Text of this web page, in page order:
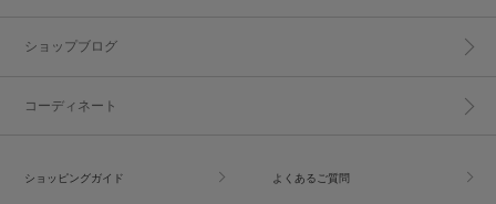
ショップブログ
コーディネート
ショッピングガイド よくあるご質問